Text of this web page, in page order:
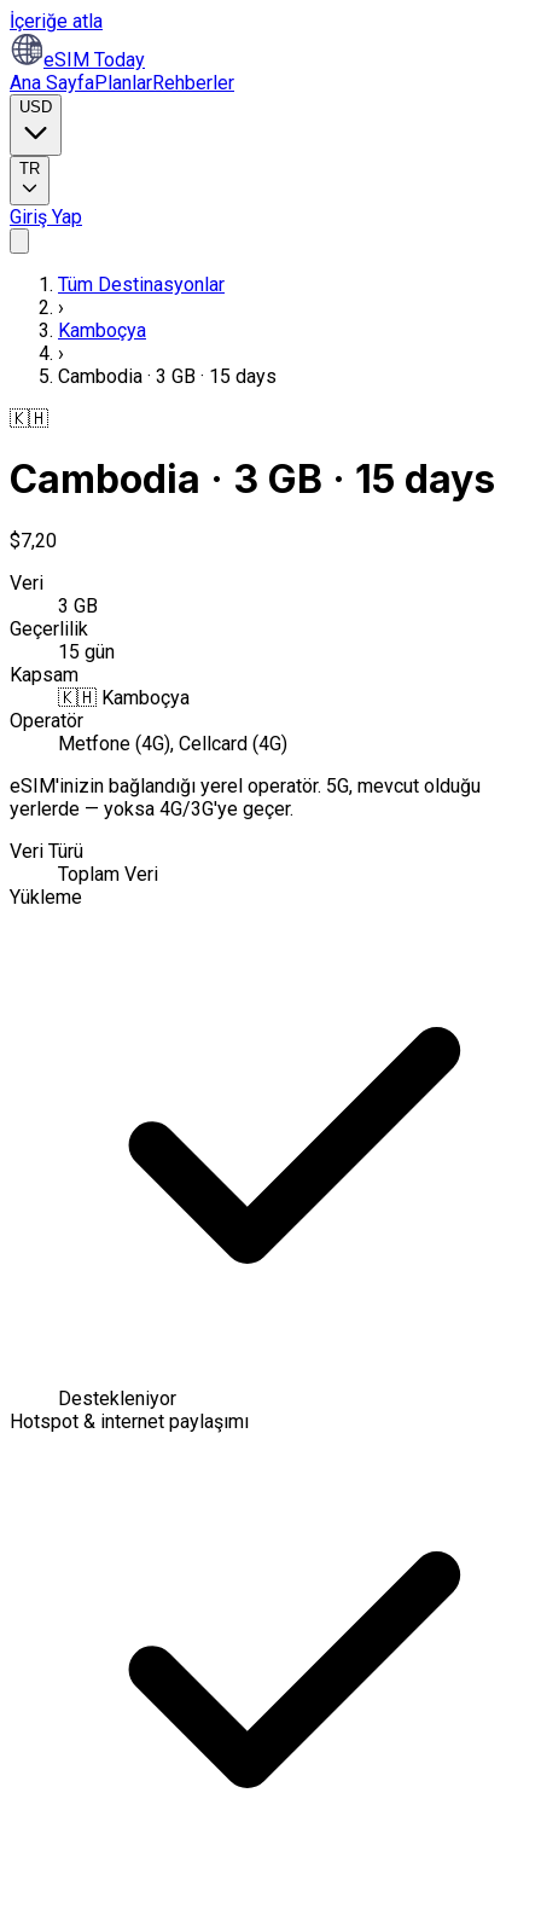
İçeriğe atla
eSIM Today
Ana SayfaPlanlarRehberler
USD
TR
Giriş Yap
Tüm Destinasyonlar
›
Kamboçya
›
Cambodia · 3 GB · 15 days
🇰🇭
Cambodia · 3 GB · 15 days
$7,20
Veri
3 GB
Geçerlilik
15 gün
Kapsam
🇰🇭 Kamboçya
Operatör
Metfone (4G), Cellcard (4G)
eSIM'inizin bağlandığı yerel operatör. 5G, mevcut olduğu
yerlerde — yoksa 4G/3G'ye geçer.
Veri Türü
Toplam Veri
Yükleme
Destekleniyor
Hotspot & internet paylaşımı